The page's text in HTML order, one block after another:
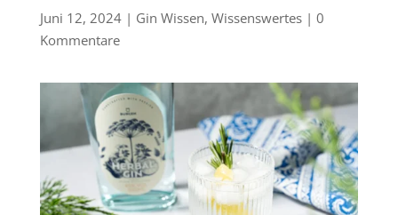
Juni 12, 2024| Gin Wissen, Wissenswertes| 0
Kommentare